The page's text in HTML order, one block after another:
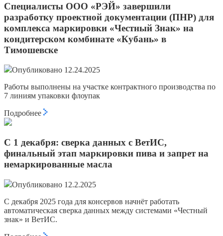
Специалисты ООО «РЭЙ» завершили
разработку проектной документации (ПНР) для
комплекса маркировки «Честный Знак» на
кондитерском комбинате «Кубань» в
Тимошевске
Опубликовано 12.24.2025
Работы выполнены на участке контрактного производства по
7 линиям упаковки флоупак
Подробнее
С 1 декабря: сверка данных с ВетИС,
финальный этап маркировки пива и запрет на
немаркированные масла
Опубликовано 12.2.2025
С декабря 2025 года для консервов начнёт работать
автоматическая сверка данных между системами «Честный
знак» и ВетИС.